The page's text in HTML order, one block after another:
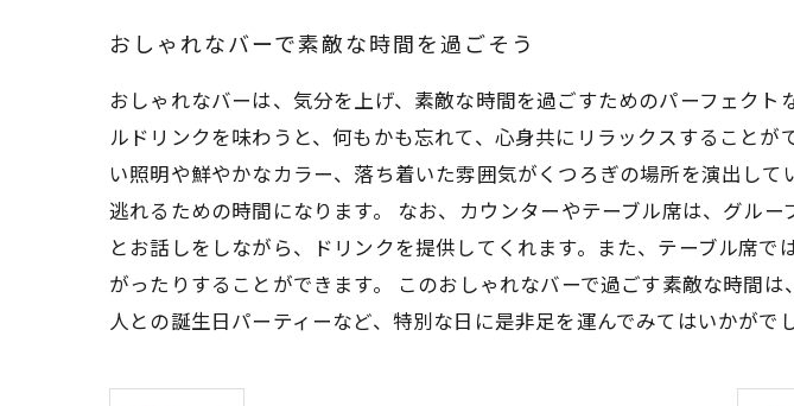
おしゃれなバーで素敵な時間を過ごそう
おしゃれなバーは、気分を上げ、素敵な時間を過ごすためのパーフェク
ルドリンクを味わうと、何もかも忘れて、心身共にリラックスすること
い照明や鮮やかなカラー、落ち着いた雰囲気がくつろぎの場所を演出し
逃れるための時間になります。 なお、カウンターやテーブル席は、グル
とお話しをしながら、ドリンクを提供してくれます。また、テーブル席
がったりすることができます。 このおしゃれなバーで過ごす素敵な時間
人との誕生日パーティーなど、特別な日に是非足を運んでみてはいかがで